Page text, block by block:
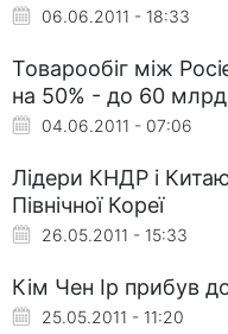
06.06.2011 - 18:33
Товарообіг між
на 50% - до 60
04.06.2011 - 07:06
Лідери КНДР і
Північної Кореї
26.05.2011 - 15:33
Кім Чен Ір прибув
25.05.2011 - 11:20